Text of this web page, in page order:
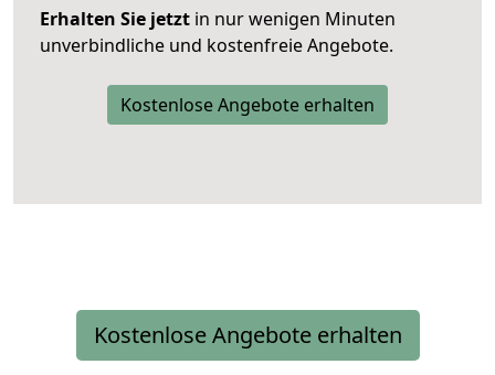
Erhalten Sie jetzt in nur wenigen Minuten
unverbindliche und kostenfreie Angebote.
Kostenlose Angebote erhalten
Kostenlose Angebote erhalten